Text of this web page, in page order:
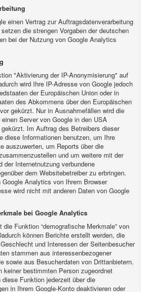
einen Vertrag zur Auftragsdatenverarbeitung
die strengen Vorgaben der deutschen
bei der Nutzung von Google Analytics
"Aktivierung der IP-Anonymisierung" auf
wird Ihre IP-Adresse von Google jedoch
der Europäischen Union oder in
des Abkommens über den Europäischen
gekürzt. Nur in Ausnahmefällen wird die
Server von Google in den USA
Im Auftrag des Betreibers dieser
diese Informationen benutzen, um Ihre
auszuwerten, um Reports über die
und um weitere mit der
der Internetnutzung verbundene
dem Websitebetreiber zu erbringen.
Google Analytics von Ihrem Browser
wird nicht mit anderen Daten von Google
bei Google Analytics
die Funktion “demografische Merkmale” von
können Berichte erstellt werden, die
und Interessen der Seitenbesucher
stammen aus interessenbezogener
sowie aus Besucherdaten von Drittanbietern.
keiner bestimmten Person zugeordnet
Funktion jederzeit über die
in Ihrem Google-Konto deaktivieren oder